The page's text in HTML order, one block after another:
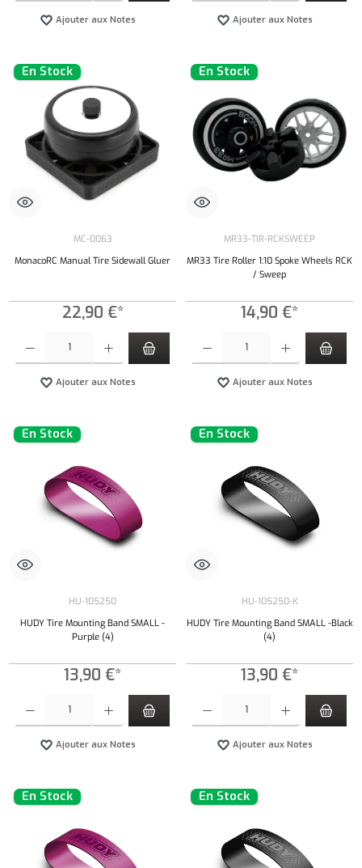
Ajouter aux Notes Ajouter aux Notes
En Stock
MC-0063
MonacoRC Manual Tire Sidewall Gluer
22,90 €*
Ajouter aux Notes
En Stock
MR33-TIR-RCKSWEEP
MR33 Tire Roller 1:10 Spoke Wheels RCK
/ Sweep
14,90 €*
Ajouter aux Notes
En Stock
HU-105250
HUDY Tire Mounting Band SMALL -
Purple (4)
13,90 €*
Ajouter aux Notes
En Stock
HU-105250-K
HUDY Tire Mounting Band SMALL -Black
(4)
13,90 €*
Ajouter aux Notes
En Stock En Stock